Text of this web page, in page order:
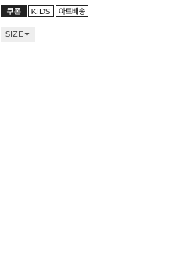
SIZE